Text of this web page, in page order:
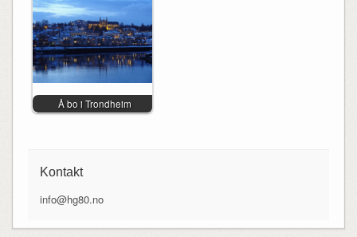
Å bo i Trondheim
Kontakt
info@hg80.no